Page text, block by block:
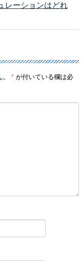
レーションはどれ
* が付いている欄は必